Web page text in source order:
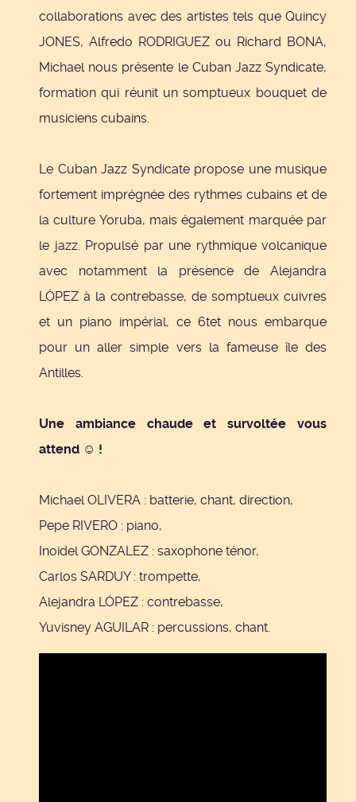
collaborations avec des artistes tels que Quincy
JONES, Alfredo RODRIGUEZ ou Richard BONA,
Michael nous présente le Cuban Jazz Syndicate,
formation qui réunit un somptueux bouquet de
musiciens cubains.
Le Cuban Jazz Syndicate propose une musique
fortement imprégnée des rythmes cubains et de
la culture Yoruba, mais également marquée par
le jazz. Propulsé par une rythmique volcanique
avec notamment la présence de Alejandra
LÓPEZ à la contrebasse, de somptueux cuivres
et un piano impérial, ce 6tet nous embarque
pour un aller simple vers la fameuse île des
Antilles.
Une ambiance chaude et survoltée vous
attend ☺ !
Michael OLIVERA : batterie, chant, direction,
Pepe RIVERO : piano,
Inoidel GONZALEZ : saxophone ténor,
Carlos SARDUY : trompette,
Alejandra LÓPEZ : contrebasse,
Yuvisney AGUILAR : percussions, chant.